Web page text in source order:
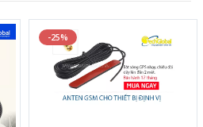
-25%